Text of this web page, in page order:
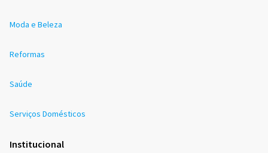
Moda e Beleza
Reformas
Saúde
Serviços Domésticos
Institucional